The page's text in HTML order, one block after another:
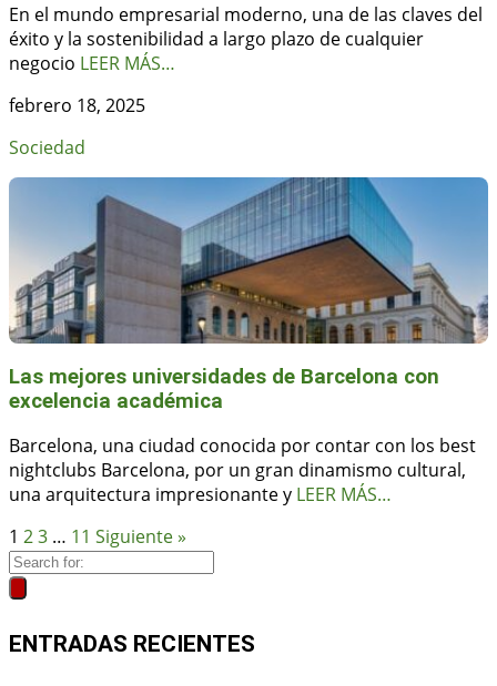
En el mundo empresarial moderno, una de las claves del
éxito y la sostenibilidad a largo plazo de cualquier
negocio LEER MÁS…
febrero 18, 2025
Sociedad
Las mejores universidades de Barcelona con
excelencia académica
Barcelona, una ciudad conocida por contar con los best
nightclubs Barcelona, por un gran dinamismo cultural,
una arquitectura impresionante y LEER MÁS…
1 23 … 11 Siguiente »
ENTRADAS RECIENTES